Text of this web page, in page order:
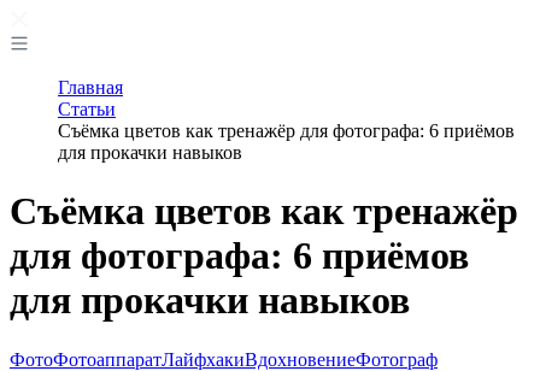
Главная
Статьи
Съёмка цветов как тренажёр для фотографа: 6 приёмов
для прокачки навыков
Съёмка цветов как тренажёр
для фотографа: 6 приёмов
для прокачки навыков
ФотоФотоаппаратЛайфхакиВдохновениеФотограф